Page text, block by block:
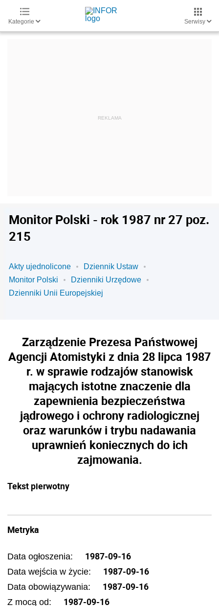
Kategorie Serwisy
Monitor Polski - rok 1987 nr 27 poz.
215
Akty ujednolicone
Dziennik Ustaw
Monitor Polski
Dzienniki Urzędowe
Dzienniki Unii Europejskiej
Zarządzenie Prezesa Państwowej
Agencji Atomistyki z dnia 28 lipca 1987
r. w sprawie rodzajów stanowisk
mających istotne znaczenie dla
zapewnienia bezpieczeństwa
jądrowego i ochrony radiologicznej
oraz warunków i trybu nadawania
uprawnień koniecznych do ich
zajmowania.
Tekst pierwotny
Metryka
Data ogłoszenia: 1987-09-16
Data wejścia w życie: 1987-09-16
Data obowiązywania: 1987-09-16
Z mocą od: 1987-09-16